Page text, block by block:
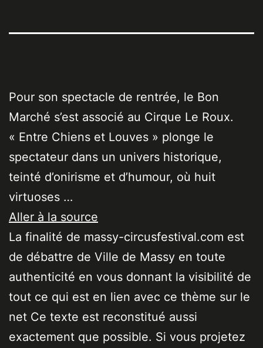
Pour son spectacle de rentrée, le Bon
Marché s’est associé au Cirque Le Roux.
« Entre Chiens et Louves » plonge le
spectateur dans un univers historique,
teinté d’onirisme et d’humour, où huit
virtuoses …
Aller à la source
La finalité de massy-circusfestival.com est
de débattre de Ville de Massy en toute
authenticité en vous donnant la visibilité de
tout ce qui est en lien avec ce thème sur le
net Ce texte est reconstitué aussi
exactement que possible. Si vous projetez